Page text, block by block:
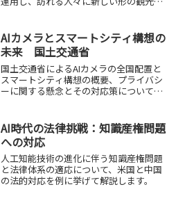
AIカメラとスマートシティ構想の
未来 国土交通省
国土交通省によるAIカメラの全国配置と
スマートシティ構想の概要、プライバシ
ーに関する懸念とその対応策について解
AI時代の法律挑戦：知識産権問題
への対応
人工知能技術の進化に伴う知識産権問題
と法律体系の適応について、米国と中国
の法的対応を例に挙げて解説します。